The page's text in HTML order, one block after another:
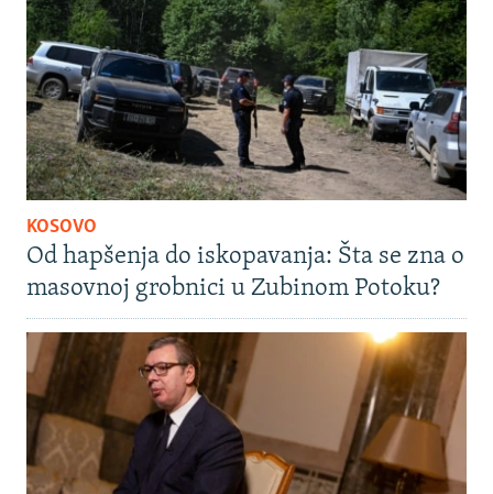
KOSOVO
Od hapšenja do iskopavanja: Šta se zna o
masovnoj grobnici u Zubinom Potoku?